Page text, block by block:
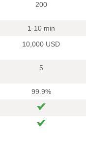
200
1-10 min
10,000 USD
5
99.9%